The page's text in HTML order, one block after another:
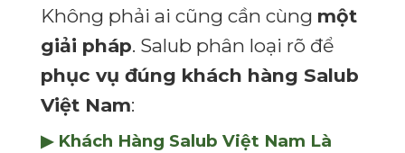
Không phải ai cũng cần cùng một
giải pháp. Salub phân loại rõ để
phục vụ đúng khách hàng Salub
Việt Nam:
▶ Khách Hàng Salub Việt Nam Là